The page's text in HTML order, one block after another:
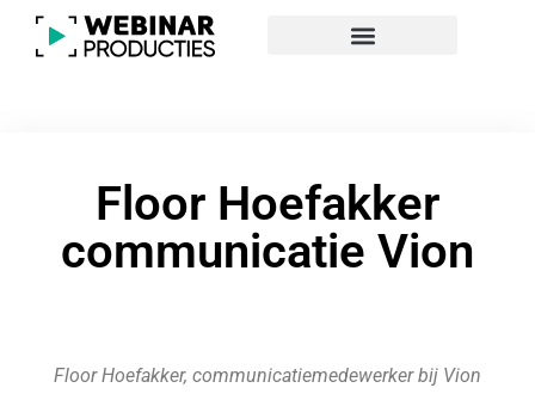
Floor Hoefakker
communicatie Vion
Floor Hoefakker, communicatiemedewerker bij Vion